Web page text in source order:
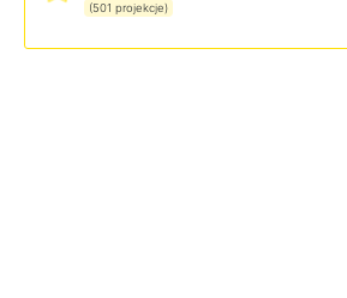
(501 projekcje)